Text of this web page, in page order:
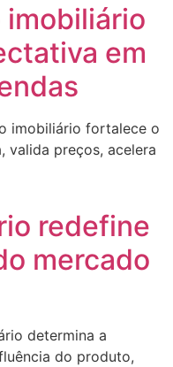
em
imobiliário fortalece o
valida preços, acelera
redefine
mercado
determina a
do produto,